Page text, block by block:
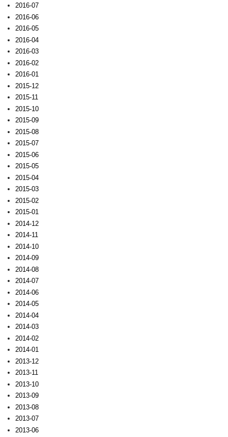
2016-07
2016-06
2016-05
2016-04
2016-03
2016-02
2016-01
2015-12
2015-11
2015-10
2015-09
2015-08
2015-07
2015-06
2015-05
2015-04
2015-03
2015-02
2015-01
2014-12
2014-11
2014-10
2014-09
2014-08
2014-07
2014-06
2014-05
2014-04
2014-03
2014-02
2014-01
2013-12
2013-11
2013-10
2013-09
2013-08
2013-07
2013-06